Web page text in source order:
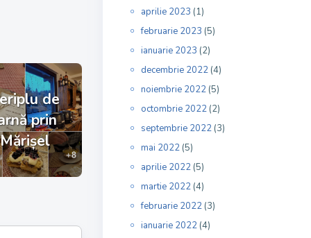
de
prin
Mărișel
aprilie 2023 (1)
februarie 2023 (5)
ianuarie 2023 (2)
decembrie 2022 (4)
noiembrie 2022 (5)
octombrie 2022 (2)
septembrie 2022 (3)
mai 2022 (5)
aprilie 2022 (5)
martie 2022 (4)
februarie 2022 (3)
ianuarie 2022 (4)